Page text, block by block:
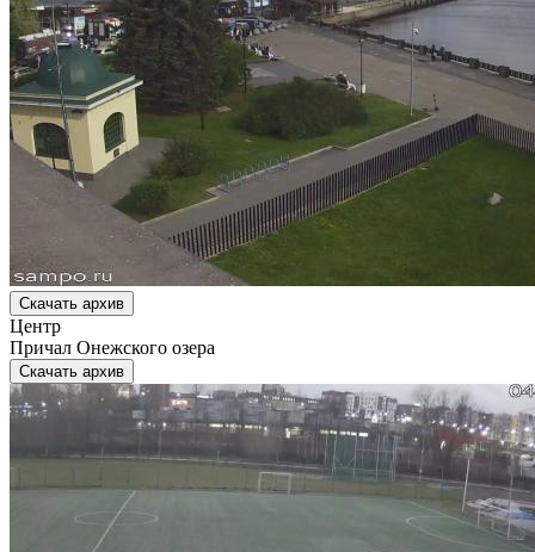
Скачать архив
Центр
Причал Онежского озера
Скачать архив